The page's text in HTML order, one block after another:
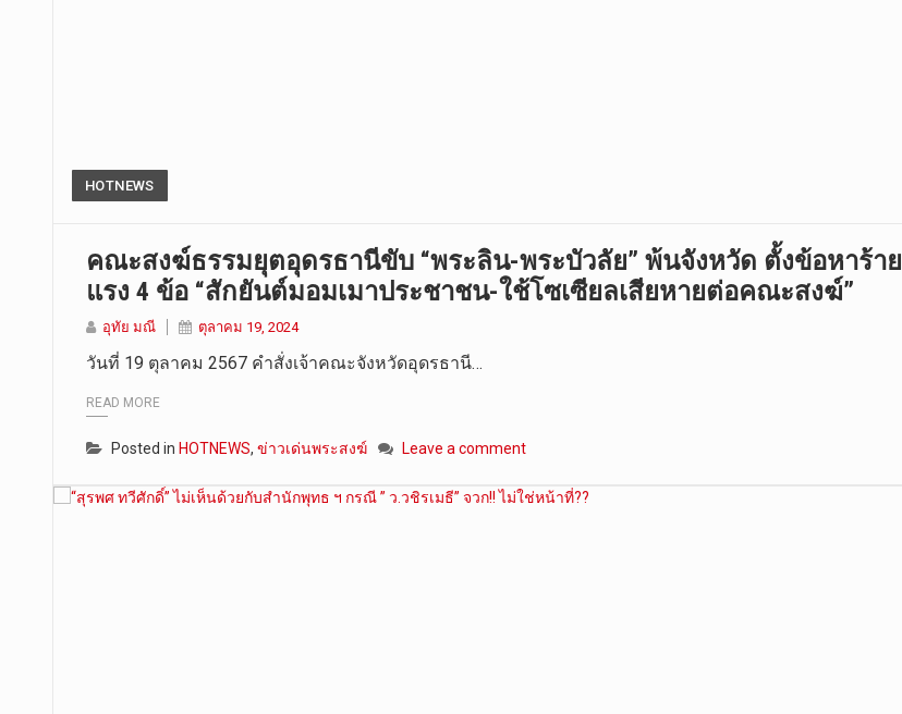
HOTNEWS
คณะสงฆ์ธรรมยุตอุดรธานีขับ “พระลิน-พระบัวลัย” พ้นจังหวัด ตั้งข้อหาร้าย
แรง 4 ข้อ “สักยันต์มอมเมาประชาชน-ใช้โซเซียลเสียหายต่อคณะสงฆ์”
อุทัย มณี ตุลาคม 19, 2024
วันที่ 19 ตุลาคม 2567 คำสั่งเจ้าคณะจังหวัดอุดรธานี…
READ MORE
Posted in HOTNEWS, ข่าวเด่นพระสงฆ์ Leave a comment